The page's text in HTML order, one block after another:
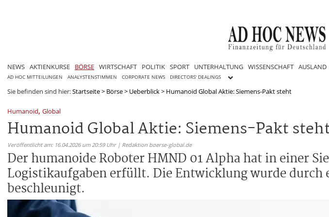
NEWS AKTIENKURSE BÖRSE WIRTSCHAFT POLITIK SPORT UNTERHALTUNG WISSENSCHAFT AUSLAND
AD HOC MITTEILUNGEN ANALYSTENSTIMMEN CORPORATE NEWS DIRECTORS' DEALINGS
Sie befinden sind hier:Startseite> Börse> Ueberblick> Humanoid Global Aktie: Siemens-Pakt steht
Humanoid, Global
Humanoid Global Aktie: Siemens-Pakt
Veröffentlicht am: 16.04.2026 um 20:59 Uhr | Redaktion boerse-global.de
Der humanoide Roboter HMND 01 Alpha hat in einer
Logistikaufgaben erfüllt. Die Entwicklung wurde
beschleunigt.